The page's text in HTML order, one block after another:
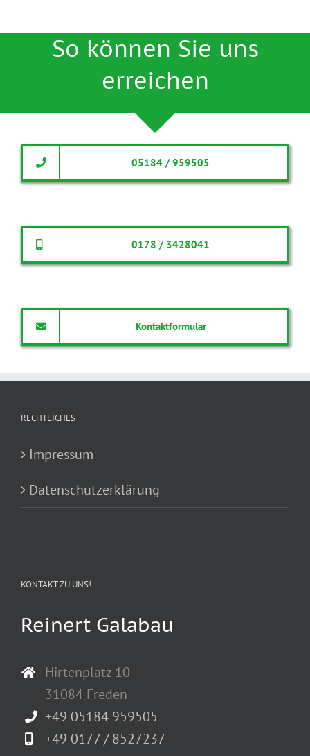
So können Sie uns
erreichen
05184 / 959505
0178 / 3428041
Kontaktformular
RECHTLICHES
Impressum
Datenschutzerklärung
KONTAKT ZU UNS!
Reinert Galabau
Hirtenplatz 10
31084 Freden
+49 05184 959505
+49 0177 / 8527237